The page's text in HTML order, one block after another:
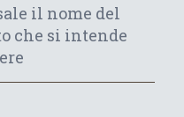
il nome del
che si intende